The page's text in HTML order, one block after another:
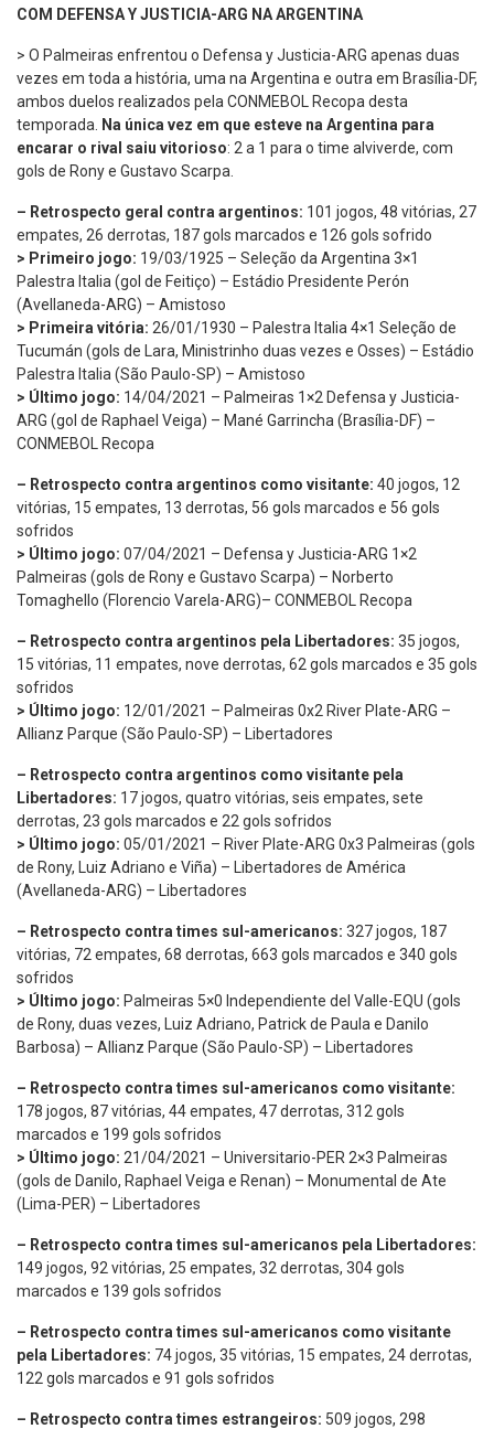
COM DEFENSA Y JUSTICIA-ARG NA ARGENTINA
> O Palmeiras enfrentou o Defensa y Justicia-ARG apenas duas
vezes em toda a história, uma na Argentina e outra em Brasília-DF,
ambos duelos realizados pela CONMEBOL Recopa desta
temporada.
Na única vez em que esteve na Argentina para
encarar o rival saiu vitorioso: 2 a 1 para o time alviverde, com
gols de Rony e Gustavo Scarpa.
– Retrospecto geral contra argentinos: 101 jogos, 48 vitórias, 27
empates, 26 derrotas, 187 gols marcados e 126 gols sofrido
> Primeiro jogo: 19/03/1925 – Seleção da Argentina 3×1
Palestra Italia (gol de Feitiço) – Estádio Presidente Perón
(Avellaneda-ARG) – Amistoso
> Primeira vitória: 26/01/1930 – Palestra Italia 4×1 Seleção de
Tucumán (gols de Lara, Ministrinho duas vezes e Osses) – Estádio
Palestra Italia (São Paulo-SP) – Amistoso
> Último jogo: 14/04/2021 – Palmeiras 1×2 Defensa y Justicia-
ARG (gol de Raphael Veiga) – Mané Garrincha (Brasília-DF) –
CONMEBOL Recopa
– Retrospecto contra argentinos como visitante: 40 jogos, 12
vitórias, 15 empates, 13 derrotas, 56 gols marcados e 56 gols
sofridos
> Último jogo: 07/04/2021 – Defensa y Justicia-ARG 1×2
Palmeiras (gols de Rony e Gustavo Scarpa) – Norberto
Tomaghello (Florencio Varela-ARG)– CONMEBOL Recopa
– Retrospecto contra argentinos pela Libertadores: 35 jogos,
15 vitórias, 11 empates, nove derrotas, 62 gols marcados e 35 gols
sofridos
> Último jogo: 12/01/2021 – Palmeiras 0x2 River Plate-ARG –
Allianz Parque (São Paulo-SP) – Libertadores
– Retrospecto contra argentinos como visitante pela
Libertadores: 17 jogos, quatro vitórias, seis empates, sete
derrotas, 23 gols marcados e 22 gols sofridos
> Último jogo: 05/01/2021 – River Plate-ARG 0x3 Palmeiras (gols
de Rony, Luiz Adriano e Viña) – Libertadores de América
(Avellaneda-ARG) – Libertadores
– Retrospecto contra times sul-americanos: 327 jogos, 187
vitórias, 72 empates, 68 derrotas, 663 gols marcados e 340 gols
sofridos
> Último jogo: Palmeiras 5×0 Independiente del Valle-EQU (gols
de Rony, duas vezes, Luiz Adriano, Patrick de Paula e Danilo
Barbosa) – Allianz Parque (São Paulo-SP) – Libertadores
– Retrospecto contra times sul-americanos como visitante:
178 jogos, 87 vitórias, 44 empates, 47 derrotas, 312 gols
marcados e 199 gols sofridos
> Último jogo: 21/04/2021 – Universitario-PER 2×3 Palmeiras
(gols de Danilo, Raphael Veiga e Renan) – Monumental de Ate
(Lima-PER) – Libertadores
– Retrospecto contra times sul-americanos pela Libertadores:
149 jogos, 92 vitórias, 25 empates, 32 derrotas, 304 gols
marcados e 139 gols sofridos
– Retrospecto contra times sul-americanos como visitante
pela Libertadores: 74 jogos, 35 vitórias, 15 empates, 24 derrotas,
122 gols marcados e 91 gols sofridos
– Retrospecto contra times estrangeiros: 509 jogos, 298